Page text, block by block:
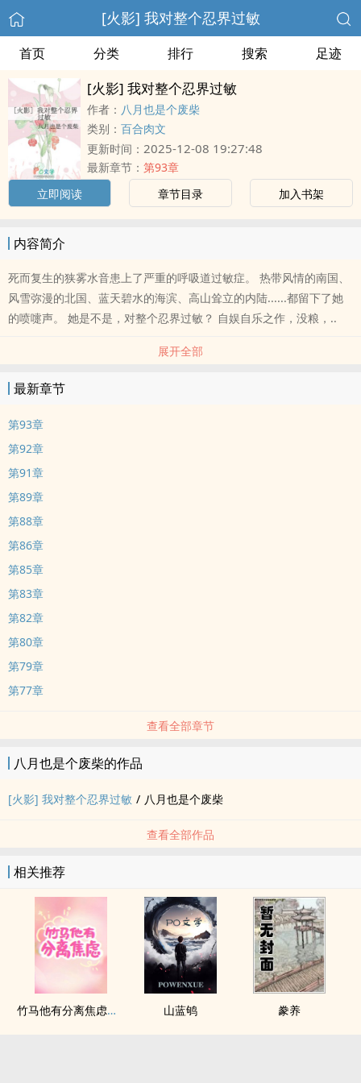
[火影] 我对整个忍界过敏
首页 分类 排行 搜索 足迹
[火影] 我对整个忍界过敏
作者： 八月也是个废柴
类别： 百合肉文
更新时间： 2025-12-08 19:27:48
最新章节： 第93章
立即阅读
章节目录 加入书架
内容简介
死而复生的狭雾水音患上了严重的呼吸道过敏症。 热带风情的南国、
风雪弥漫的北国、蓝天碧水的海滨、高山耸立的内陆......都留下了她
的喷嚏声。 她是不是，对整个忍界过敏？ 自娱自乐之作，没粮，..
展开全部
最新章节
第93章
第92章
第91章
第89章
第88章
第86章
第85章
第83章
第82章
第80章
第79章
第77章
查看全部章节
八月也是个废柴的作品
[火影] 我对整个忍界过敏 / 八月也是个废柴
查看全部作品
相关推荐
竹马他有分离焦虑（1v1） 山蓝鸲 豢养